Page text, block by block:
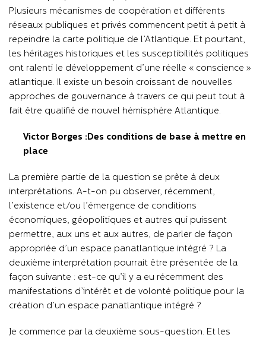
Plusieurs mécanismes de coopération et différents
réseaux publiques et privés commencent petit à petit à
repeindre la carte politique de l’Atlantique. Et pourtant,
les héritages historiques et les susceptibilités politiques
ont ralenti le développement d’une réelle « conscience »
atlantique. Il existe un besoin croissant de nouvelles
approches de gouvernance à travers ce qui peut tout à
fait être qualifié de nouvel hémisphère Atlantique.
Victor Borges :Des conditions de base à mettre en
place
La première partie de la question se prête à deux
interprétations. A-t-on pu observer, récemment,
l’existence et/ou l’émergence de conditions
économiques, géopolitiques et autres qui puissent
permettre, aux uns et aux autres, de parler de façon
appropriée d’un espace panatlantique intégré ? La
deuxième interprétation pourrait être présentée de la
façon suivante : est-ce qu’il y a eu récemment des
manifestations d’intérêt et de volonté politique pour la
création d’un espace panatlantique intégré ?
Je commence par la deuxième sous-question. Et les